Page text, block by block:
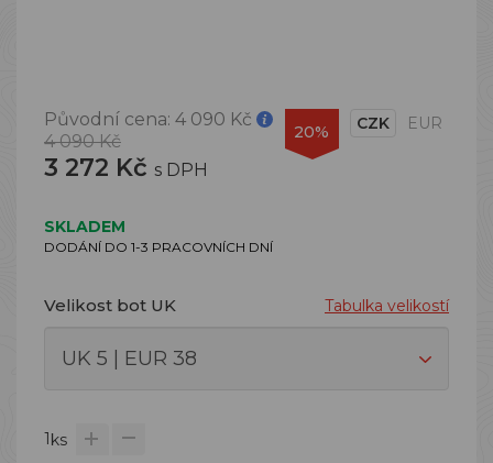
Původní cena: 4 090 Kč
4 090 Kč
3 272 Kč s DPH
20% CZK EUR
SKLADEM
DODÁNÍ DO 1-3 PRACOVNÍCH DNÍ
Velikost bot UK Tabulka velikostí
1ks